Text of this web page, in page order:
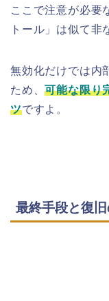
ここで注意が必要
トール」は似て非
無効化だけでは内
ため、可能な限り
ツですよ。
最終手段と復旧